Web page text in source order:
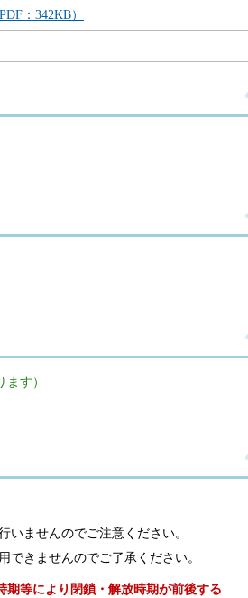
：342KB）
す）
ませんのでご注意ください。
きませんのでご了承ください。
等により閉鎖・解放時期が前後する